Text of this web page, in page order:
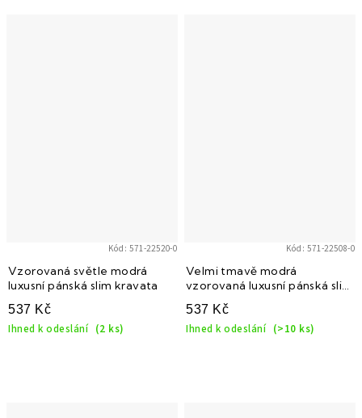
Vzorovaná světle modrá
luxusní pánská slim kravata
537 Kč
Ihned k odeslání (2 ks)
Kód:571-22520-0
Velmi tmavě modrá
vzorovaná luxusní pánská slim
kravata
537 Kč
Ihned k odeslání (>10 ks)
Kód:571-22508-0